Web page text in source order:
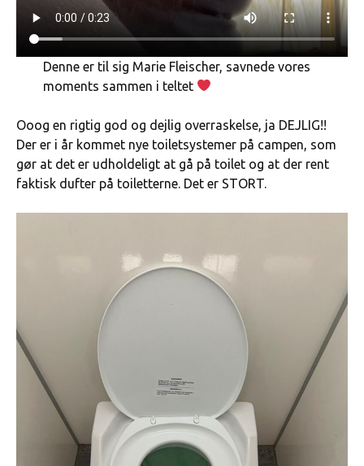
Denne er til sig Marie Fleischer, savnede vores
moments sammen i teltet
Ooog en rigtig god og dejlig overraskelse, ja DEJLIG!!
Der er i år kommet nye toiletsystemer på campen, som
gør at det er udholdeligt at gå på toilet og at der rent
faktisk dufter på toiletterne. Det er STORT.